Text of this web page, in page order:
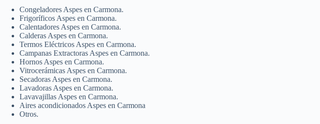
Congeladores Aspes en Carmona.
Frigoríficos Aspes en Carmona.
Calentadores Aspes en Carmona.
Calderas Aspes en Carmona.
Termos Eléctricos Aspes en Carmona.
Campanas Extractoras Aspes en Carmona.
Hornos Aspes en Carmona.
Vitrocerámicas Aspes en Carmona.
Secadoras Aspes en Carmona.
Lavadoras Aspes en Carmona.
Lavavajillas Aspes en Carmona.
Aires acondicionados Aspes en Carmona
Otros.